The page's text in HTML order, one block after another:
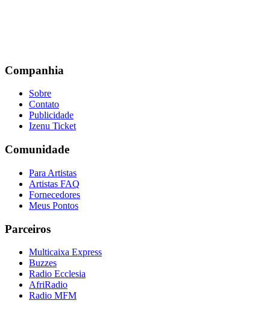
Companhia
Sobre
Contato
Publicidade
Izenu Ticket
Comunidade
Para Artistas
Artistas FAQ
Fornecedores
Meus Pontos
Parceiros
Multicaixa Express
Buzzes
Radio Ecclesia
AfriRadio
Radio MFM